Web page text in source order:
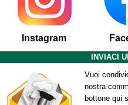
Instagram
INVIACI
Vuoi
nostra
bottone qui